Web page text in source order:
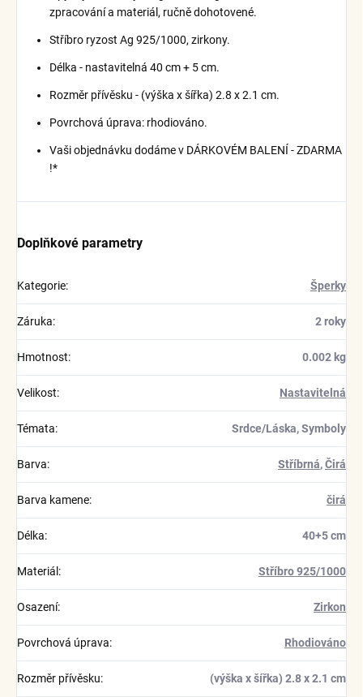
zpracování a materiál, ručně dohotovené.
Stříbro ryzost Ag 925/1000, zirkony.
Délka - nastavitelná 40 cm + 5 cm.
Rozměr přívěsku - (výška x šířka) 2.8 x 2.1 cm.
Povrchová úprava: rhodiováno.
Vaši objednávku dodáme v DÁRKOVÉM BALENÍ - ZDARMA
!*
Doplňkové parametry
Kategorie: Šperky
Záruka: 2 roky
Hmotnost: 0.002 kg
Velikost: Nastavitelná
Témata: Srdce/Láska, Symboly
Barva: Stříbrná,Čirá
Barva kamene: čirá
Délka: 40+5 cm
Materiál : Stříbro 925/1000
Osazení: Zirkon
Povrchová úprava: Rhodiováno
Rozměr přívěsku: (výška x šířka) 2.8 x 2.1 cm